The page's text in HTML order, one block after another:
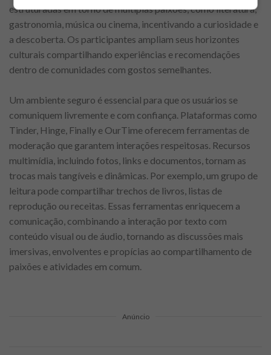
estruturadas em torno de múltiplas paixões, como literatura,
gastronomia, música ou cinema, incentivando a curiosidade e
a descoberta. Os participantes ampliam seus horizontes
culturais compartilhando experiências e recomendações
dentro de comunidades com gostos semelhantes.
Um ambiente seguro é essencial para que os usuários se
comuniquem livremente e com confiança. Plataformas como
Tinder, Hinge, Finally e OurTime oferecem ferramentas de
moderação que garantem interações respeitosas. Recursos
multimídia, incluindo fotos, links e documentos, tornam as
trocas mais tangíveis e dinâmicas. Por exemplo, um grupo de
leitura pode compartilhar trechos de livros, listas de
reprodução ou receitas. Essas ferramentas enriquecem a
comunicação, combinando a interação por texto com
conteúdo visual ou de áudio, tornando as discussões mais
imersivas, envolventes e propícias ao compartilhamento de
paixões e atividades em comum.
Anúncio